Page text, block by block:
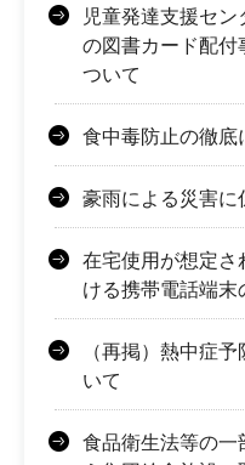
児童発達支援セ
の図書カード配付
ついて
食中毒防止の徹底
豪雨による災害に
在宅使用が想定さ
ける携帯電話端末
（再掲）熱中症
いて
食品衛生法等の一